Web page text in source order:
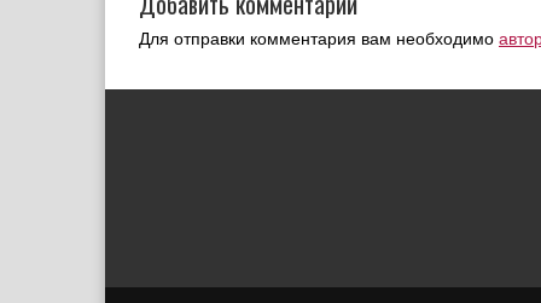
Для отправки комментария вам необходимо